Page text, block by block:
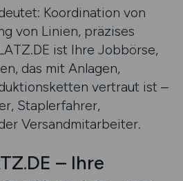
Koordination von
von Linien, präzises
ist Ihre Jobbörse,
das mit Anlagen,
vertraut ist –
Staplerfahrer,
Versandmitarbeiter.
– Ihre